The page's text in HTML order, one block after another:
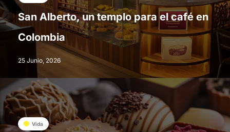
San Alberto, un templo para el café en
Colombia
25 Junio, 2026
Vida